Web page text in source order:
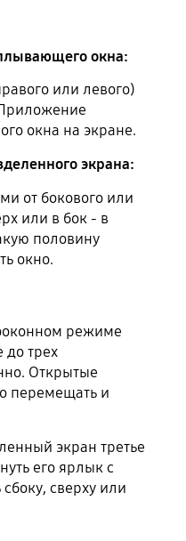
окна:
или левого)
окна на экране.
экрана:
от бокового или
или в бок - в
половину
окно.
режиме
до трех
Открытые
перемещать и
экран третье
его ярлык с
сверху или